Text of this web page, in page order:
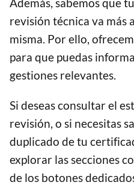
revisión técnica va más
misma. Por ello,
para que puedas
gestiones relevantes.
Si deseas consultar el
revisión, o si necesitas
duplicado de tu
explorar las secciones
de los botones